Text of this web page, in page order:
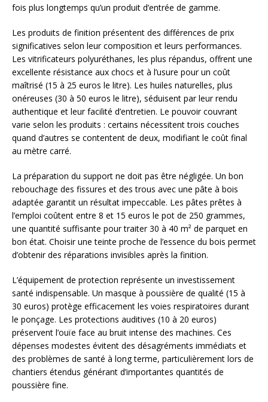
fois plus longtemps qu’un produit d’entrée de gamme.
Les produits de finition présentent des différences de prix
significatives selon leur composition et leurs performances.
Les vitrificateurs polyuréthanes, les plus répandus, offrent une
excellente résistance aux chocs et à l’usure pour un coût
maîtrisé (15 à 25 euros le litre). Les huiles naturelles, plus
onéreuses (30 à 50 euros le litre), séduisent par leur rendu
authentique et leur facilité d’entretien. Le pouvoir couvrant
varie selon les produits : certains nécessitent trois couches
quand d’autres se contentent de deux, modifiant le coût final
au mètre carré.
La préparation du support ne doit pas être négligée. Un bon
rebouchage des fissures et des trous avec une pâte à bois
adaptée garantit un résultat impeccable. Les pâtes prêtes à
l’emploi coûtent entre 8 et 15 euros le pot de 250 grammes,
une quantité suffisante pour traiter 30 à 40 m² de parquet en
bon état. Choisir une teinte proche de l’essence du bois permet
d’obtenir des réparations invisibles après la finition.
L’équipement de protection représente un investissement
santé indispensable. Un masque à poussière de qualité (15 à
30 euros) protège efficacement les voies respiratoires durant
le ponçage. Les protections auditives (10 à 20 euros)
préservent l’ouïe face au bruit intense des machines. Ces
dépenses modestes évitent des désagréments immédiats et
des problèmes de santé à long terme, particulièrement lors de
chantiers étendus générant d’importantes quantités de
poussière fine.